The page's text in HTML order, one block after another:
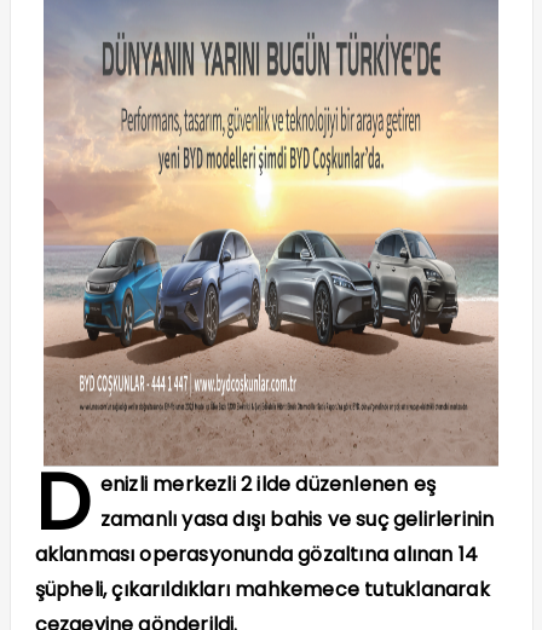
D enizli merkezli 2 ilde düzenlenen eş
zamanlı yasa dışı bahis ve suç gelirlerinin
aklanması operasyonunda gözaltına alınan 14
şüpheli, çıkarıldıkları mahkemece tutuklanarak